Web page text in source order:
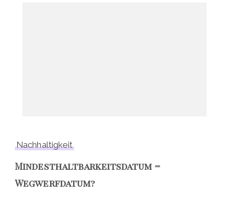
Nachhaltigkeit
Mindesthaltbarkeitsdatum =
Wegwerfdatum?